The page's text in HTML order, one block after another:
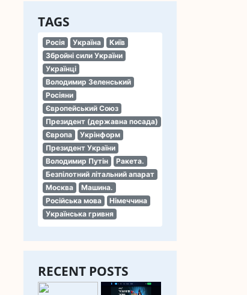
TAGS
Росія Україна
Київ
Збройні сили України
Українці
Володимир Зеленський
Росіяни
Європейський Союз
Президент (державна посада)
Європа
Укрінформ
Президент України
Володимир Путін
Ракета.
Безпілотний літальний апарат
Москва
Машина.
Російська мова
Німеччина
Українська гривня
RECENT POSTS